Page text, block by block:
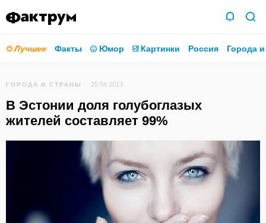
Лучшее Факты Юмор Картинки Россия Города
ГОРОДА И СТРАНЫ 25.04.2013
В Эстонии доля голубоглазых
жителей составляет 99%